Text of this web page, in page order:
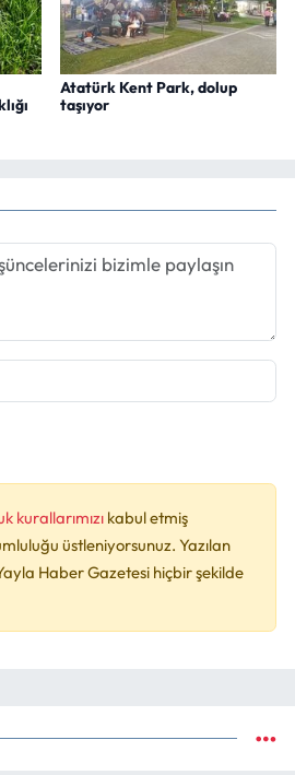
Atatürk Kent Park, dolup
taşıyor
kurallarımızı kabul etmiş
üstleniyorsunuz. Yazılan
Haber Gazetesi hiçbir şekilde